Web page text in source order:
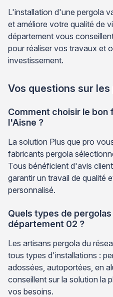
L'installation d'une pergola
et améliore votre qualité de
département vous
pour réaliser vos travaux et
investissement.
Vos questions sur
Comment choisir le bon
l'Aisne ?
La solution Plus que pro
fabricants pergola
Tous bénéficient d'avis
garantir un travail de qualité
personnalisé.
Quels types de
département 02 ?
Les artisans pergola du
tous types d'installations :
adossées, autoportées, en
conseillent sur la solution la
vos besoins.